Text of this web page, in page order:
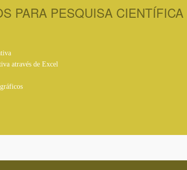
PARA PESQUISA CIENTÍFICA
através de Excel